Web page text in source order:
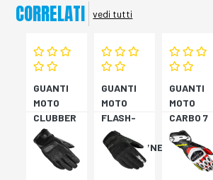
CORRELATI vedi tutti
GUANTI
MOTO
CLUBBER
GLOVE
NERO
GUANTI
MOTO
FLASH-
KP
VERDONE/NERO
GUANTI
MOTO
CARBO 7
ROSSO/